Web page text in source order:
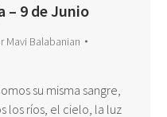
– 9 de Junio
Mavi Balabanian
su misma sangre,
los ríos, el cielo, la luz